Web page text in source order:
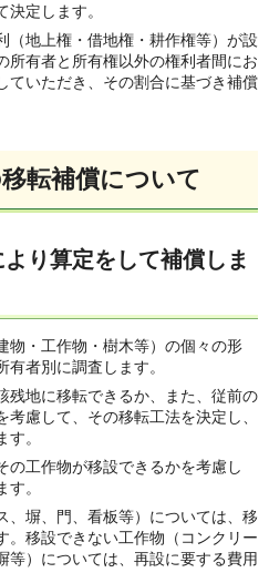
定します。
（地上権・借地権・耕作権等）が設
所有者と所有権以外の権利者間にお
ていただき、その割合に基づき補償
転補償について
り算定をして補償しま
物・工作物・樹木等）の個々の形
者別に調査します。
残地に移転できるか、また、従前の
慮して、その移転工法を決定し、
。
の工作物が移設できるかを考慮し
。
、塀、門、看板等）については、移
。移設できない工作物（コンクリー
等）については、再設に要する費用